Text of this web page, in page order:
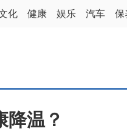
化 健康 娱乐 汽车 保
降温？